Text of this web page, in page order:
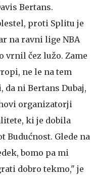
Bertans.
proti Splitu je
na ravni lige NBA
vrnil čez lužo. Zame
ne le na tem
da ni Bertans Dubaj,
organizatorji
ki je dobila
Budućnost. Glede na
bomo pa mi
dobro tekmo," je